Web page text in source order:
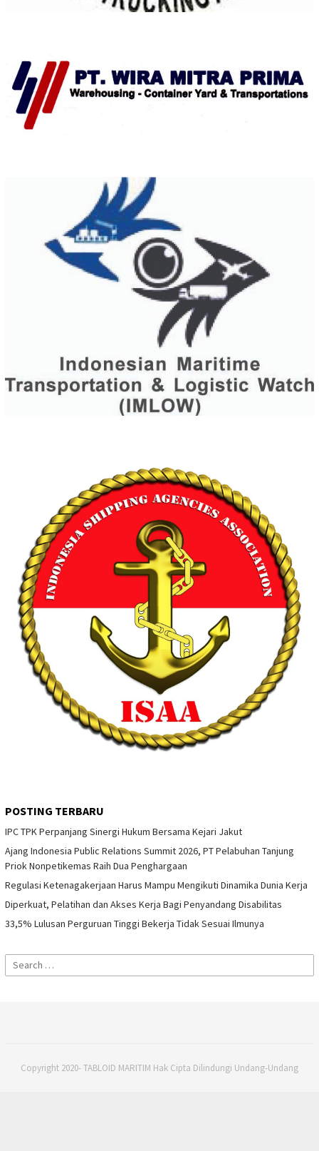
POSTING TERBARU
IPC TPK Perpanjang Sinergi Hukum Bersama Kejari Jakut
Ajang Indonesia Public Relations Summit 2026, PT Pelabuhan Tanjung
Priok Nonpetikemas Raih Dua Penghargaan
Regulasi Ketenagakerjaan Harus Mampu Mengikuti Dinamika Dunia Kerja
Diperkuat, Pelatihan dan Akses Kerja Bagi Penyandang Disabilitas
33,5% Lulusan Perguruan Tinggi Bekerja Tidak Sesuai Ilmunya
Search
for:
Copyright 2020- TABLOID MARITIM Hak Cipta Dilindungi Undang-Undang